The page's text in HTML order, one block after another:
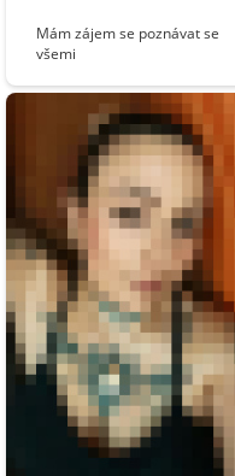
Mám zájem se poznávat se
všemi